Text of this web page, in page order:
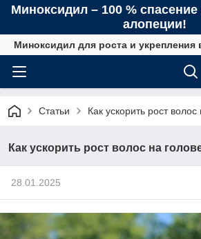
Миноксидил – 100 %
алопеции!
Миноксидил для роста и укрепления
Статьи Как ускорить рост волос
Как ускорить рост волос на
28.01.2025